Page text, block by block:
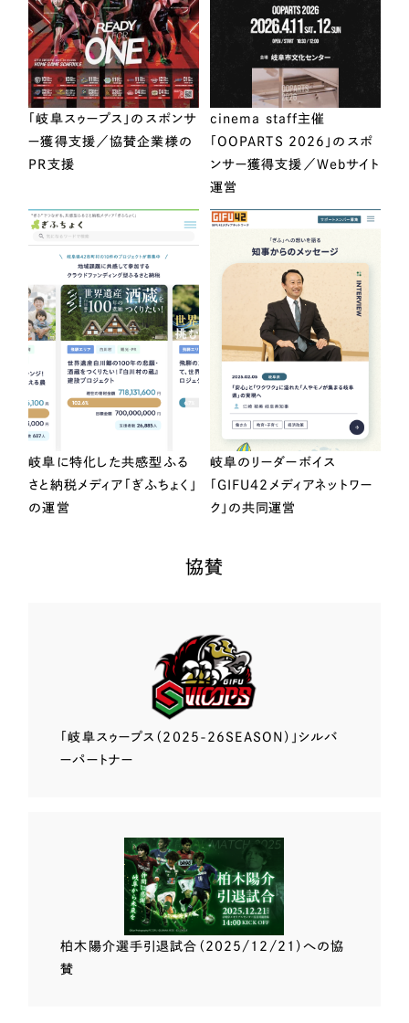
「岐阜スゥープス」のスポンサ
ー獲得支援／協賛企業様の
PR支援
cinema staff主催
「OOPARTS 2026」のスポ
ンサー獲得支援／Webサイト
運営
岐阜に特化した共感型ふる
さと納税メディア「ぎふちょく」
の運営
岐阜のリーダーボイス
「GIFU42メディアネットワー
ク」の共同運営
協賛
「岐阜スゥープス （2025-26SEASON）」 シルバ
ーパートナー
柏木陽介選手引退試合（2025/12/21）への協
賛